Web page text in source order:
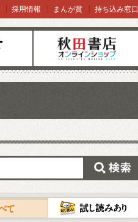
オンラインショップ
採用情報 まんが賞 持ち込み窓口